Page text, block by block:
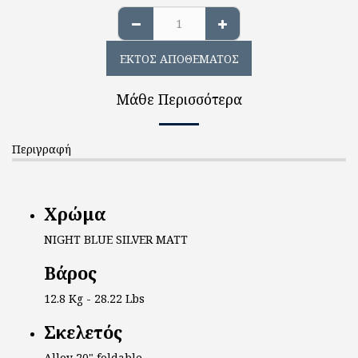
ΕΚΤΌΣ ΑΠΟΘΈΜΑΤΟΣ
Μάθε Περισσότερα
Περιγραφή
Χρώμα
NIGHT BLUE SILVER MATT
Βάρος
12.8 Kg - 28.22 Lbs
Σκελετός